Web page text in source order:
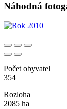
Náhodná
Počet obyvatel
354
Rozloha
2085 ha